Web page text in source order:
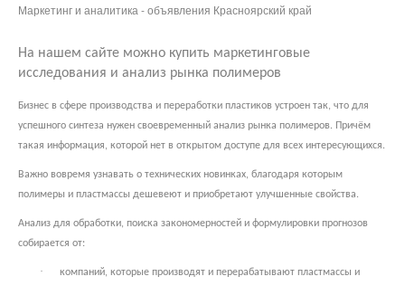
Маркетинг и аналитика - объявления Красноярский край
На нашем сайте можно купить маркетинговые
исследования и анализ рынка полимеров
Бизнес в сфере производства и переработки пластиков устроен так, что для
успешного синтеза нужен своевременный анализ рынка полимеров. Причём
такая информация, которой нет в открытом доступе для всех интересующихся.
Важно вовремя узнавать о технических новинках, благодаря которым
полимеры и пластмассы дешевеют и приобретают улучшенные свойства.
Анализ для обработки, поиска закономерностей и формулировки прогнозов
собирается от:
·
компаний, которые производят и перерабатывают пластмассы и